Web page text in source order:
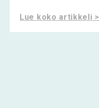
Lue koko artikkeli >